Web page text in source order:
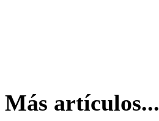
Más artículos...